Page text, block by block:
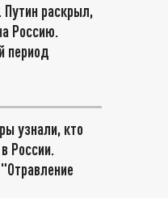
Путин раскрыл,
Россию.
период
узнали, кто
России.